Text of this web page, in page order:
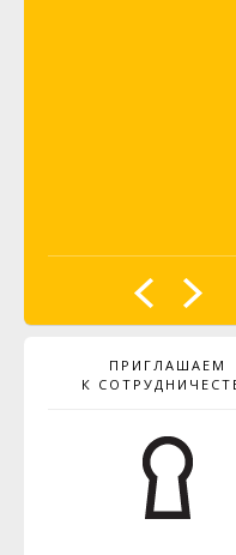
ПРИГЛАШАЕМ
К